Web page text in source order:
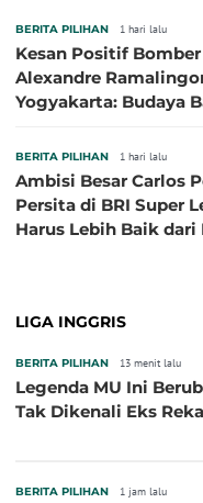
BERITA PILIHAN 1 hari lalu
Kesan Positif
Alexandre
Yogyakarta: Budaya
BERITA PILIHAN 1 hari lalu
Ambisi Besar Carlos
Persita di BRI Super
Harus Lebih Baik
LIGA INGGRIS
BERITA PILIHAN 13 menit lalu
Legenda MU Ini
Tak Dikenali Eks
BERITA PILIHAN 1 jam lalu